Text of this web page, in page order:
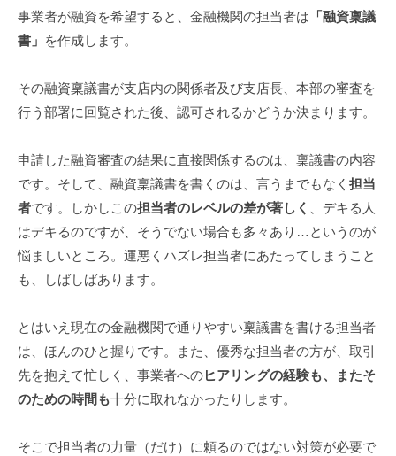
事業者が融資を希望すると、金融機関の担当者は 「融資稟議
書」 を作成します。
その融資稟議書が支店内の関係者及び支店長、本部の審査を
行う部署に回覧された後、認可されるかどうか決まります。
申請した融資審査の結果に直接関係するのは、稟議書の内容
です。そして、融資稟議書を書くのは、言うまでもなく 担当
者です。しかしこの担当者のレベルの差が著しく
、デキる人
はデキるのですが、そうでない場合も多々あり…というのが
悩ましいところ。運悪くハズレ担当者にあたってしまうこと
も、しばしばあります。
とはいえ現在の金融機関で通りやすい稟議書を書ける担当者
は、ほんのひと握りです。また、優秀な担当者の方が、取引
先を抱えて忙しく、事業者へのヒアリングの経験も、またそ
のための時間も十分に取れなかったりします。
そこで担当者の力量（だけ）に頼るのではない対策が必要で